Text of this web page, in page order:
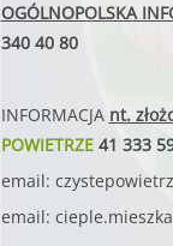
OGÓLNOPOLSKA
340 40 80
INFORMACJA nt.
POWIETRZE41 333
email:
email: